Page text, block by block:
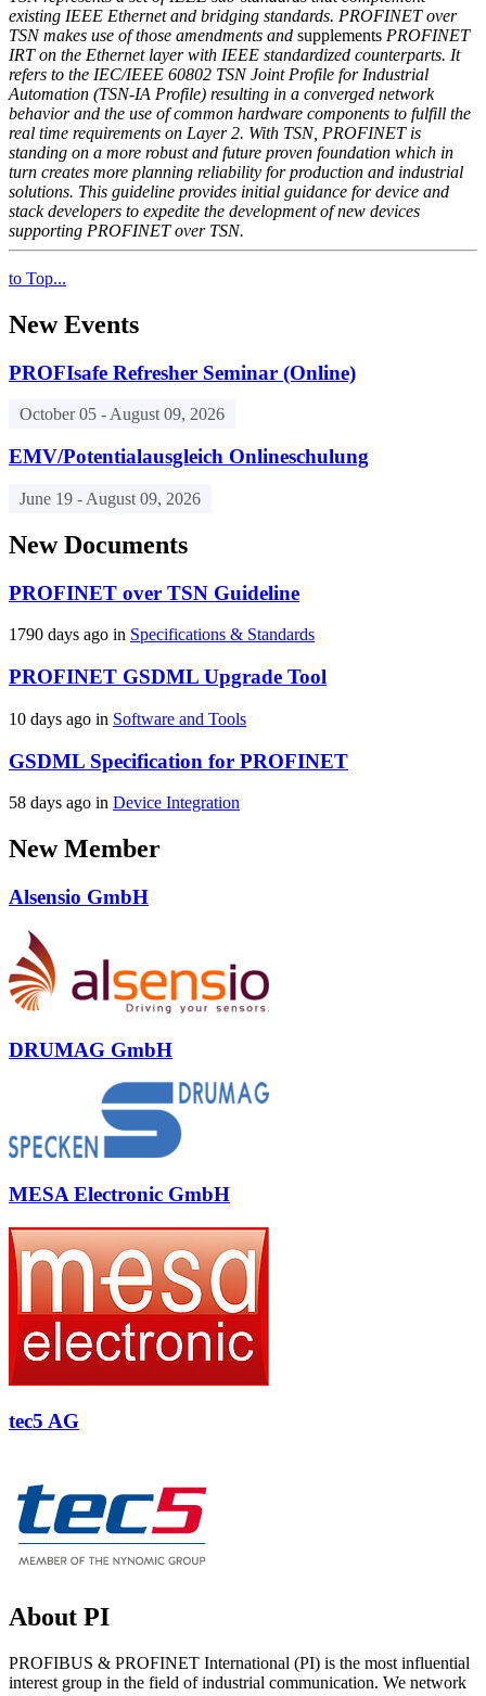
existing IEEE Ethernet and bridging standards. PROFINET over
TSN makes use of those amendments and supplements PROFINET
IRT on the Ethernet layer with IEEE standardized counterparts. It
refers to the IEC/IEEE 60802 TSN Joint Profile for Industrial
Automation (TSN-IA Profile) resulting in a converged network
behavior and the use of common hardware components to fulfill the
real time requirements on Layer 2. With TSN, PROFINET is
standing on a more robust and future proven foundation which in
turn creates more planning reliability for production and industrial
solutions. This guideline provides initial guidance fordevice and
stack developers to expedite the development of new devices
supporting PROFINET over TSN.
to Top...
New Events
PROFIsafe Refresher Seminar (Online)
October 05 -August 09, 2026
EMV/Potentialausgleich Onlineschulung
June 19 - August 09, 2026
New Documents
PROFINET over TSN Guideline
1790 days ago in Specifications & Standards
PROFINET GSDML Upgrade Tool
10 days ago in Software and Tools
GSDML Specification for PROFINET
58 days ago in Device Integration
New Member
Alsensio GmbH
DRUMAG GmbH
MESA Electronic GmbH
tec5 AG
About PI
PROFIBUS & PROFINET International (PI) is the most influential
interest group in the field of industrial communication. We network